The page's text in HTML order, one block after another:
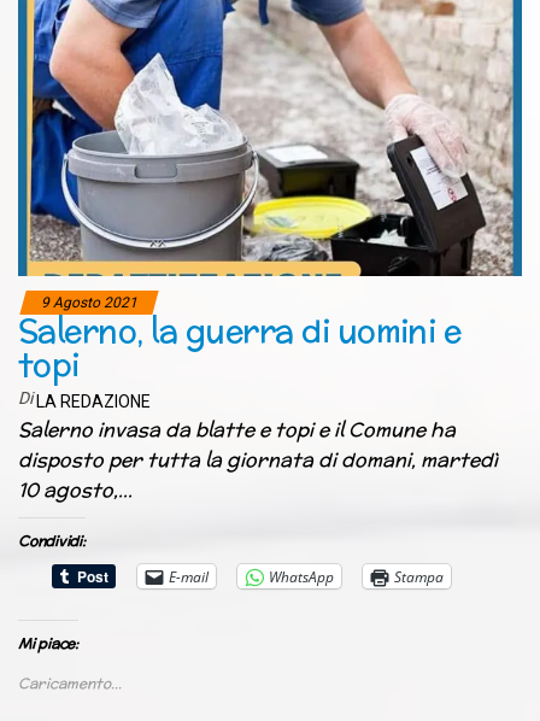
9 Agosto 2021
Salerno, la guerra di uomini e
topi
Di LA REDAZIONE
Salerno invasa da blatte e topi e il Comune ha
disposto per tutta la giornata di domani, martedì
10 agosto,…
Condividi:
E-mail
WhatsApp Stampa
Mi piace:
Caricamento...